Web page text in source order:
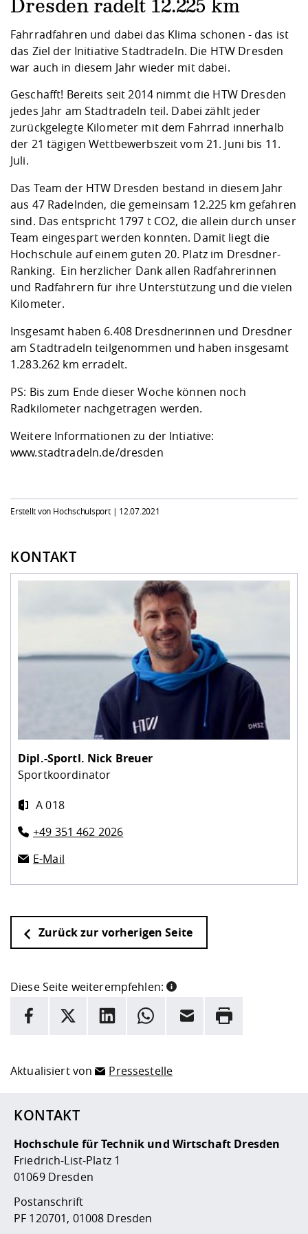
Vorbereitung
Checkliste zum
Studien- und
und Physik
Digitales Lernen
Fremdsprachen
Jobs, Praktika,
Studieren in
Lebenslagen
Studentenwerk
Angebote der
Career Service
Lehren,
Weiterbilden im
Formulare und
Internationale
Formulare und
FIS -
Prototyping und
Gründung und
Kooperationen
Kontakt &
Klimaschutz &
Förderverein
Gremien und
Informatik/
Landbau/
Maschinenbau
Angebote für Unternehmen
Kontakt und Anfahrt
Qualitätssicherung
Dresden radelt 12.225 km
Fahrradfahren und dabei das Klima schonen - das ist
das Ziel der Initiative Stadtradeln. Die HTW Dresden
war auch in diesem Jahr wieder mit dabei.
Geschafft! Bereits seit 2014 nimmt die HTW Dresden
jedes Jahr am Stadtradeln teil. Dabei zählt jeder
zurückgelegte Kilometer mit dem Fahrrad innerhalb
der 21 tägigen Wettbewerbszeit vom 21. Juni bis 11.
Juli.
Das Team der HTW Dresden bestand in diesem Jahr
aus 47 Radelnden, die gemeinsam 12.225 km gefahren
sind. Das entspricht 1797 t CO2, die allein durch unser
Team eingespart werden konnten. Damit liegt die
Hochschule auf einem guten 20. Platz im Dresdner-
Ranking. Ein herzlicher Dank allen Radfahrerinnen
und Radfahrern für ihre Unterstützung und die vielen
Kilometer.
Insgesamt haben 6.408 Dresdnerinnen und Dresdner
am Stadtradeln teilgenommen und haben insgesamt
1.283.262 km erradelt.
PS: Bis zum Ende dieser Woche können noch
Radkilometer nachgetragen werden.
Weitere Informationen zu der Intiative:
www.stadtradeln.de/dresden
Erstellt von Hochschulsport | 12.07.2021
KONTAKT
Dipl.-Sportl. Nick Breuer
Sportkoordinator
A 018
+49 351 462 2026
E-Mail
Zurück zur vorherigen Seite
Diese Seite weiterempfehlen:
INFORMATION
Facebook
X LinkedInWhatsappE-Mail Drucken
Aktualisiert von Pressestelle
KONTAKT
Hochschule für Technik und Wirtschaft Dresden
Friedrich-List-Platz 1
01069 Dresden
Postanschrift
PF 120701, 01008 Dresden